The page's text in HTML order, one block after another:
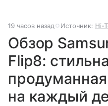
19 часов назад Источник: Hi-
Обзор
Flip8:
на каждый